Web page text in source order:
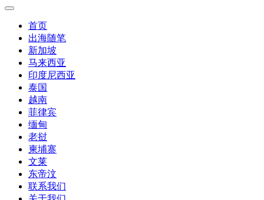
首页
出海随笔
新加坡
马来西亚
印度尼西亚
泰国
越南
菲律宾
缅甸
老挝
柬埔寨
文莱
东帝汶
联系我们